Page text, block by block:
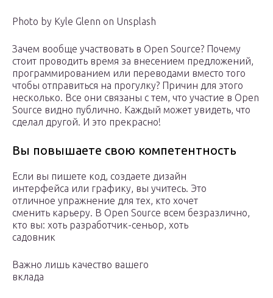
Photo by Kyle Glenn on Unsplash
Зачем вообще участвовать в Open Source? Почему
стоит проводить время за внесением предложений,
программированием или переводами вместо того
чтобы отправиться на прогулку? Причин для этого
несколько. Все они связаны с тем, что участие в Open
Source видно публично. Каждый может увидеть, что
сделал другой. И это прекрасно!
Вы повышаете свою компетентность
Если вы пишете код, создаете дизайн
интерфейса или графику, вы учитесь. Это
отличное упражнение для тех, кто хочет
сменить карьеру. В Open Source всем безразлично,
кто вы: хоть разработчик-сеньор, хоть
садовник
Важно лишь качество вашего
вклада